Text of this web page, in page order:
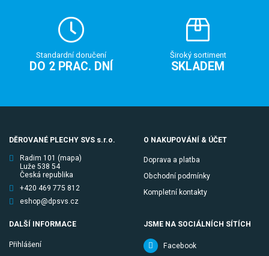
Standardní doručení
DO 2 PRAC. DNÍ
Široký sortiment
SKLADEM
DĚROVANÉ PLECHY SVS s.r.o.
Radim 101 (mapa)
Luže 538 54
Česká republika
+420 469 775 812
eshop@dpsvs.cz
O NAKUPOVÁNÍ & ÚČET
Doprava a platba
Obchodní podmínky
Kompletní kontakty
DALŠÍ INFORMACE
Přihlášení
JSME NA SOCIÁLNÍCH SÍTÍCH
Facebook